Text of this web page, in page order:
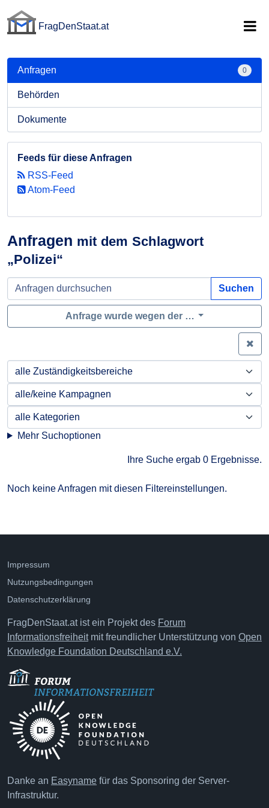
FragDenStaat.at
Anfragen mit dem Schlagwort
„Polizei“
Suchen
Anfrage wurde wegen der …
Mehr Suchoptionen
Ihre Suche ergab 0 Ergebnisse.
Noch keine Anfragen mit diesen Filtereinstellungen.
Anfragen 0
Behörden
Dokumente
Feeds für diese Anfragen
RSS-Feed
Atom-Feed
Impressum
Nutzungsbedingungen
Datenschutzerklärung
FragDenStaat.at ist ein Projekt des Forum
Informationsfreiheitmit freundlicher Unterstützung von Open
Knowledge Foundation Deutschland e.V.
Danke an Easyname für das Sponsoring der Server-
Infrastruktur.